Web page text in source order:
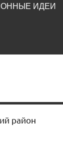
ИДЕИ
район